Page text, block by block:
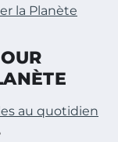
la Planète
au quotidien